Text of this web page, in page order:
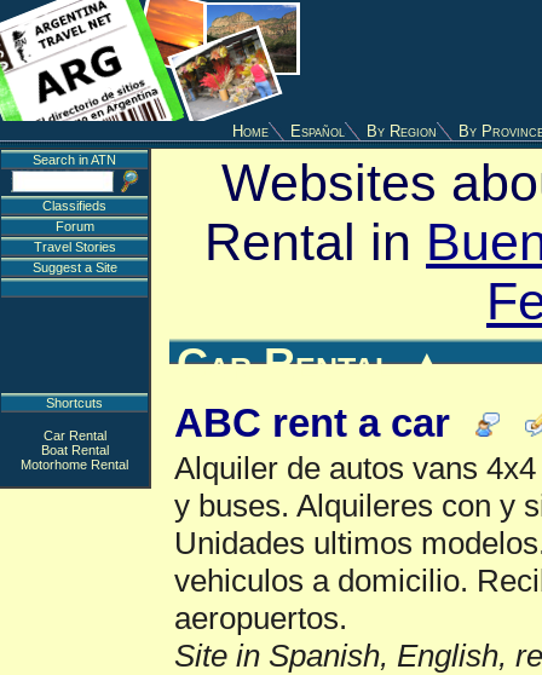
Home Español By Region By
Websites
Rental in
Car Rental▲
ABC rent a car
Alquiler de autos vans
y buses. Alquileres con y
Unidades ultimos
vehiculos a domicilio.
aeropuertos.
Site in Spanish, English,
Search in ATN
Classifieds
Forum
Travel Stories
Suggest a Site
Shortcuts
Car Rental
Boat Rental
Motorhome Rental